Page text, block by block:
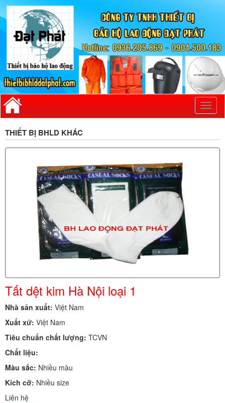
THIẾT BỊ BHLD KHÁC
Tất dệt kim Hà Nội loại 1
Nhà sản xuất: Việt Nam
Xuất xứ: Việt Nam
Tiêu chuẩn chất lượng: TCVN
Chất liệu:
Màu sắc: Nhiều màu
Kích cỡ: Nhiều size
Liên hệ